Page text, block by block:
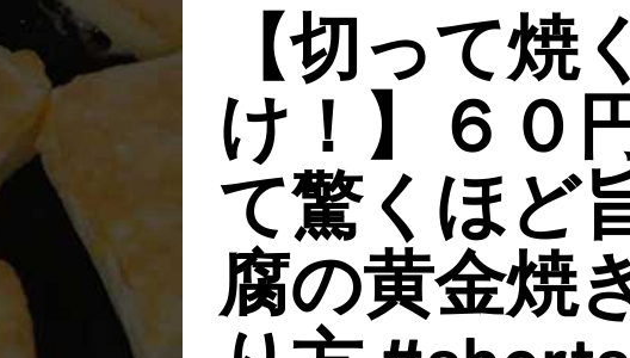
【切って焼
け！】６０
て驚くほど
腐の黄金焼